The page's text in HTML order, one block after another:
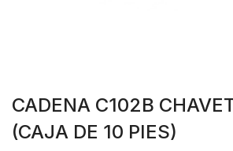
CADENA C102B
(CAJA DE 10 PIES)